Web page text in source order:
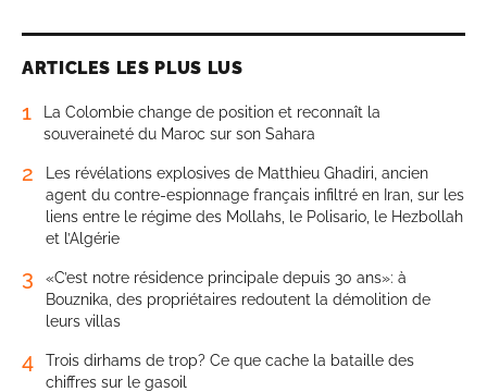
ARTICLES LES PLUS LUS
1
La Colombie change de position et reconnaît la
souveraineté du Maroc sur son Sahara
2
Les révélations explosives de Matthieu Ghadiri, ancien
agent du contre-espionnage français infiltré en Iran, sur les
liens entre le régime des Mollahs, le Polisario, le Hezbollah
et l’Algérie
3
«C’est notre résidence principale depuis 30 ans»: à
Bouznika, des propriétaires redoutent la démolition de
leurs villas
4
Trois dirhams de trop? Ce que cache la bataille des
chiffres sur le gasoil